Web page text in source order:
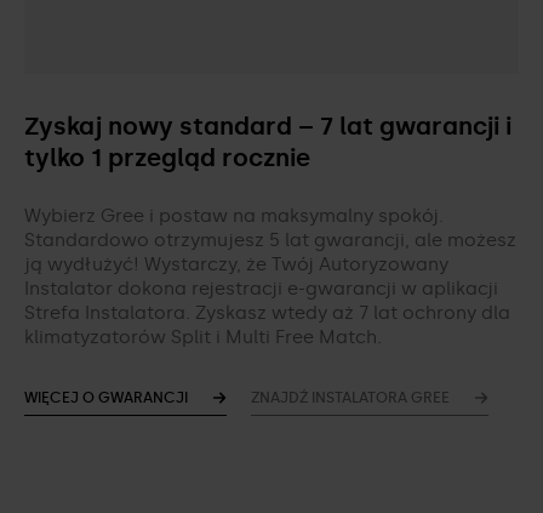
Zyskaj nowy standard – 7 lat gwarancji i
tylko 1 przegląd rocznie
Wybierz Gree i postaw na maksymalny spokój.
Standardowo otrzymujesz 5 lat gwarancji, ale możesz
ją wydłużyć! Wystarczy, że Twój Autoryzowany
Instalator dokona rejestracji e-gwarancji w aplikacji
Strefa Instalatora. Zyskasz wtedy aż 7 lat ochrony dla
klimatyzatorów Split i Multi Free Match.
WIĘCEJ O GWARANCJI ZNAJDŹ INSTALATORA GREE